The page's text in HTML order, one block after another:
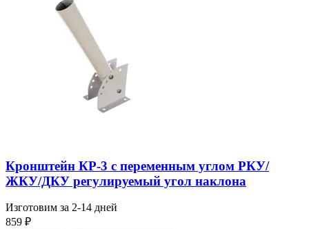
Кронштейн КР-3 с переменным углом РКУ/
ЖКУ/ДКУ регулируемый угол наклона
Изготовим за 2-14 дней
859 ₽